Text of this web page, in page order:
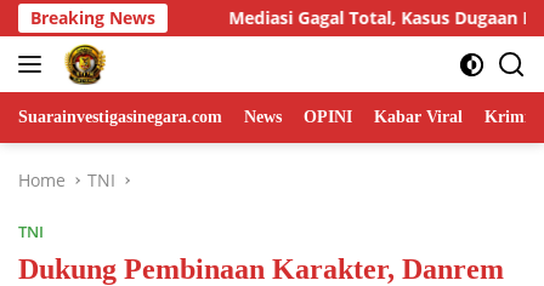
Skip
to
content
Breaking News
Total, Kasus Dugaan Penggelapan Honda HR-V Rp130 Juta
Suarainvestigasinegara.com News OPINI Kabar Viral
Home TNI
TNI
Dukung Pembinaan Karakter, Danrem